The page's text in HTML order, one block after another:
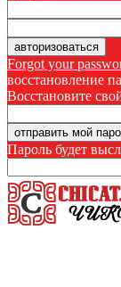
Forgot your
восстановление
Восстановите
Пароль будет